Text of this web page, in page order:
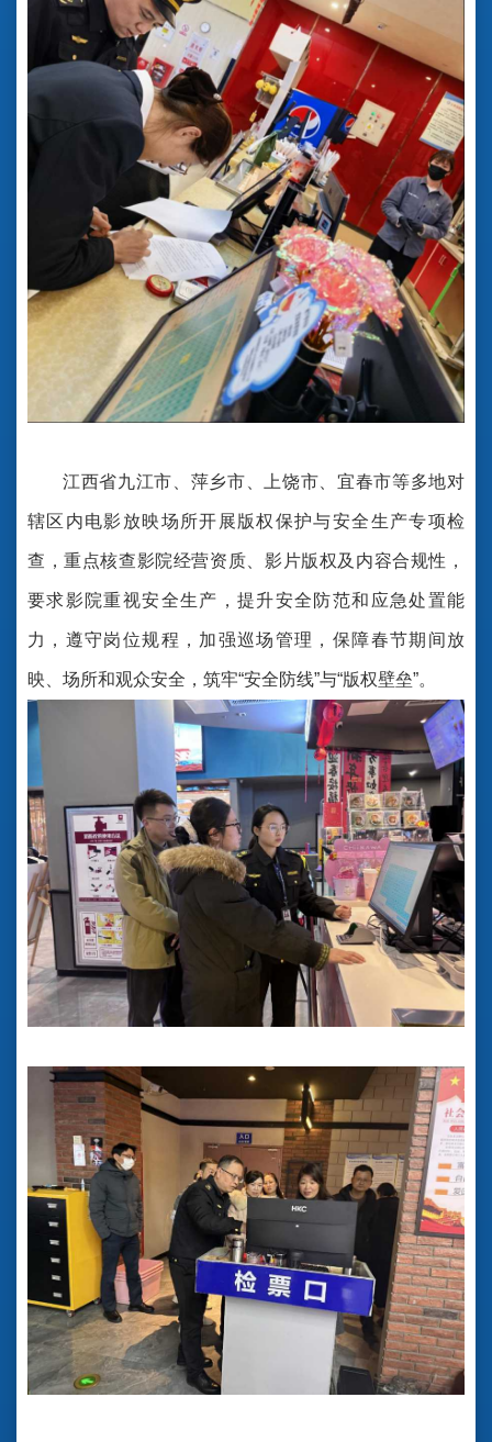
江西省九江市、萍乡市、上饶市、宜春市等多地对
辖区内电影放映场所开展版权保护与安全生产专项检
查，重点核查影院经营资质、影片版权及内容合规性，
要求影院重视安全生产，提升安全防范和应急处置能
力，遵守岗位规程，加强巡场管理，保障春节期间放
映、场所和观众安全，筑牢“安全防线”与“版权壁垒”。